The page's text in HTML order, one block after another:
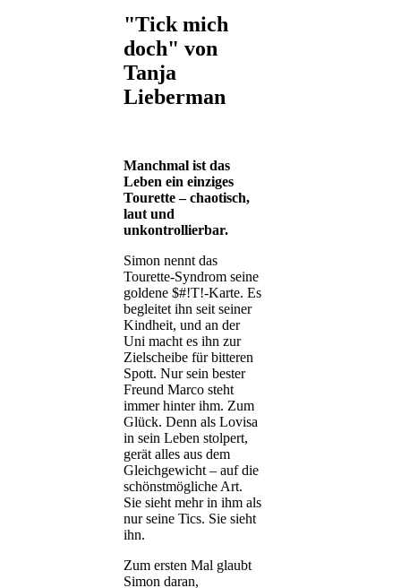
"Tick mich
doch" von
Tanja
Lieberman
Manchmal ist das
Leben ein einziges
Tourette – chaotisch,
laut und
unkontrollierbar.
Simon nennt das
Tourette-Syndrom seine
goldene $#!T!-Karte. Es
begleitet ihn seit seiner
Kindheit, und an der
Uni macht es ihn zur
Zielscheibe für bitteren
Spott. Nur sein bester
Freund Marco steht
immer hinter ihm. Zum
Glück. Denn als Lovisa
in sein Leben stolpert,
gerät alles aus dem
Gleichgewicht – auf die
schönstmögliche Art.
Sie sieht mehr in ihm als
nur seine Tics. Sie sieht
ihn.
Zum ersten Mal glaubt
Simon daran,